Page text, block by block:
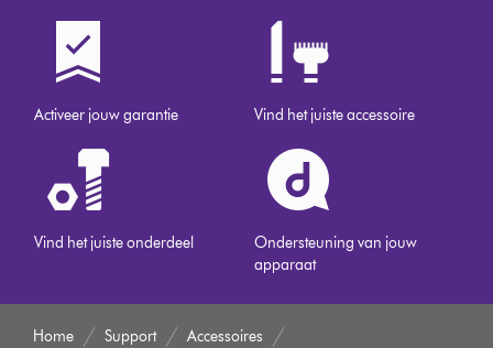
Activeer jouw garantie Vind het juiste accessoire
Vind het juiste onderdeel
Ondersteuning van jouw
apparaat
Home Support Accessoires